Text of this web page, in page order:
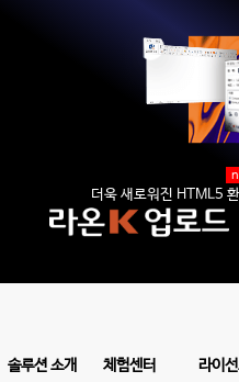
더욱 새로워진 HTML5
솔루션 소개 체험센터 라이